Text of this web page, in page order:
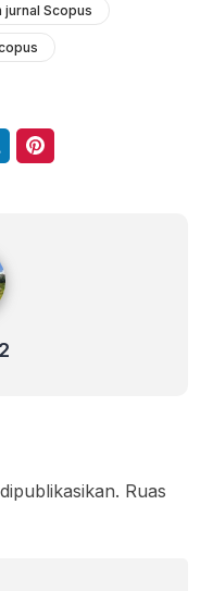
Scopus
Ruas